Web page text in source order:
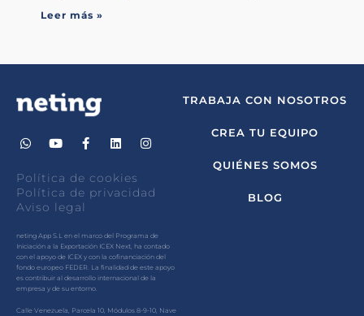
Leer más »
Política de cookies
Política de privacidad
Aviso legal
neting App S.L en el marco del Programa de
Iniciación a la Exportación ICEX Next, ha contado
con el apoyo de ICEX y con la cofinanciación del
fondo europeo FEDER. La finalidad de este apoyo
es contribuir al desarrollo internacional de la
empresa y de su entorno.
Calle Venezuela, Parcela 10, Módulos 8-9-10, Nave
TRABAJA CON NOSOTROS
CREA TU EQUIPO
QUIÉNES SOMOS
BLOG